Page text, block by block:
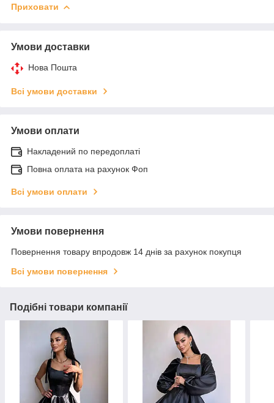
Приховати
Умови доставки
Нова Пошта
Всі умови доставки
Умови оплати
Накладений по передоплаті
Повна оплата на рахунок Фоп
Всі умови оплати
Умови повернення
Повернення товару впродовж 14 днів за рахунок покупця
Всі умови повернення
Подібні товари компанії